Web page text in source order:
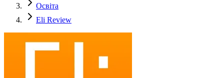
Освіта
Eli Review